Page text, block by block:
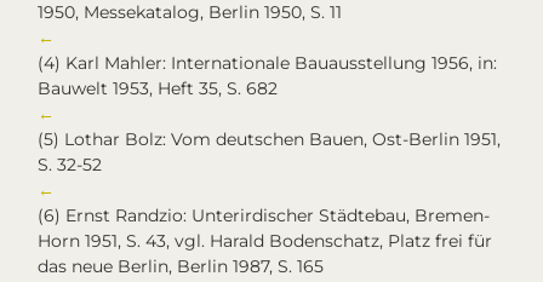
1950, Messekatalog, Berlin 1950, S. 11
←
(4) Karl Mahler: Internationale Bauausstellung 1956, in:
Bauwelt 1953, Heft 35, S. 682
←
(5) Lothar Bolz: Vom deutschen Bauen, Ost-Berlin 1951,
S. 32-52
←
(6) Ernst Randzio: Unterirdischer Städtebau, Bremen-
Horn 1951, S. 43, vgl. Harald Bodenschatz, Platz frei für
das neue Berlin, Berlin 1987, S. 165